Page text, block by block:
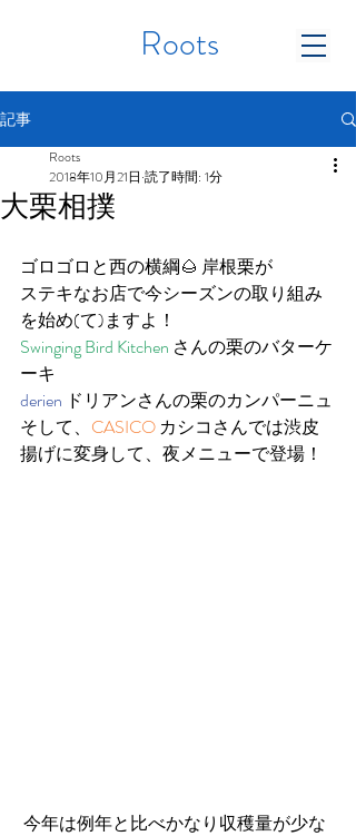
Roots
記事
大栗相撲
Roots
2018年10月21日 読了時間: 1分
ゴロゴロと西の横綱🌰 岸根栗が
ステキなお店で今シーズンの取り組み
を始め(て)ますよ！
Swinging Bird Kitchen さんの栗のバターケ
ーキ
derien ドリアンさんの栗のカンパーニュ
そして、 CASICO カシコさんでは渋皮
揚げに変身して、夜メニューで登場！